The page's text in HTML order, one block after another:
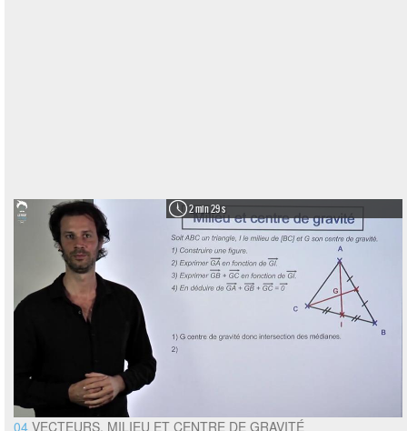
2 min 29 s
04 VECTEURS, MILIEU ET CENTRE DE GRAVITÉ